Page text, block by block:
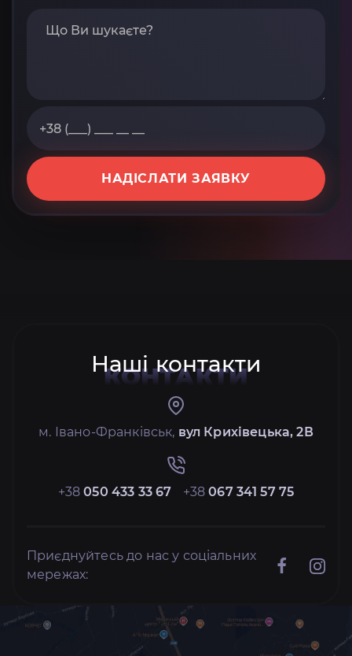
НАДІСЛАТИ ЗАЯВКУ
Наші контакти
КОНТАКТИ
м. Івано-Франківськ, вул Крихівецька, 2В
+38050 433 33 67 +38067 341 57 75
Приєднуйтесь до нас у соціальних
мережах: